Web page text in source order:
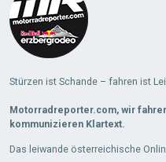
Stürzen ist Schande – fahren ist
Motorradreporter.com, wir
kommunizieren Klartext.
Das leiwande österreichische